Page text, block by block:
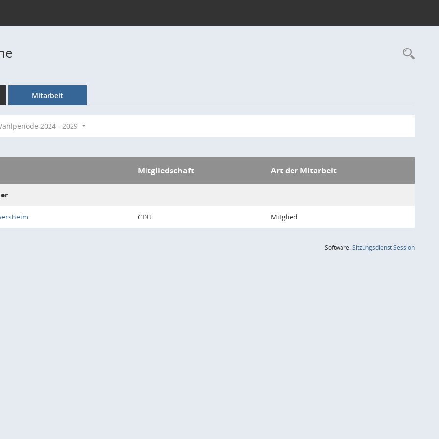
Mitarbeit
2024 - 2029
Mitgliedschaft Art der Mitarbeit
CDU Mitglied
Software:SitzungsdienstSession(Wird in